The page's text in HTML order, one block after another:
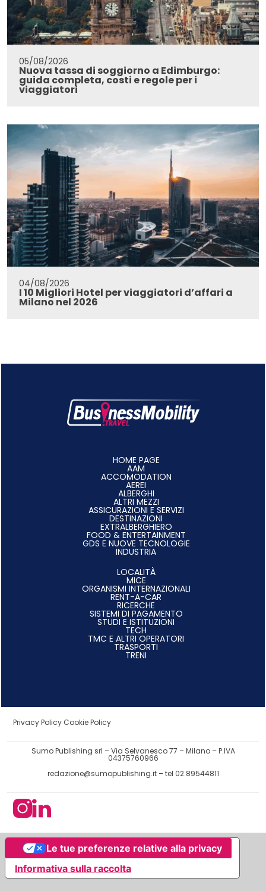
05/08/2026
Nuova tassa di soggiorno a Edimburgo:
guida completa, costi e regole per i
viaggiatori
04/08/2026
I 10 Migliori Hotel per viaggiatori d’affari a
Milano nel 2026
HOME PAGE
AAM
ACCOMODATION
AEREI
ALBERGHI
ALTRI MEZZI
ASSICURAZIONI E SERVIZI
DESTINAZIONI
EXTRALBERGHIERO
FOOD & ENTERTAINMENT
GDS E NUOVE TECNOLOGIE
INDUSTRIA
LOCALITÀ
MICE
ORGANISMI INTERNAZIONALI
RENT-A-CAR
RICERCHE
SISTEMI DI PAGAMENTO
STUDI E ISTITUZIONI
TECH
TMC E ALTRI OPERATORI
TRASPORTI
TRENI
Privacy Policy Cookie Policy
Sumo Publishing srl – Via Selvanesco 77 – Milano – P.IVA
04375760966
redazione@sumopublishing.it– tel 02.89544811
Informativa sulla raccolta
Le tue preferenze relative alla privacy